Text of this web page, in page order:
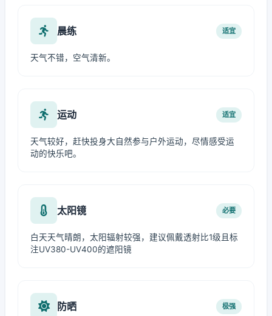
晨练 适宜
天气不错，空气清新。
运动 适宜
天气较好，赶快投身大自然参与户外运动，尽情感受运
动的快乐吧。
太阳镜 必要
白天天气晴朗，太阳辐射较强，建议佩戴透射比1级且标
注UV380-UV400的遮阳镜
防晒 极强